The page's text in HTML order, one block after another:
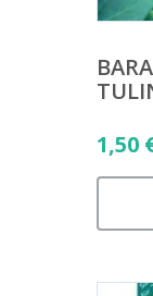
1,50